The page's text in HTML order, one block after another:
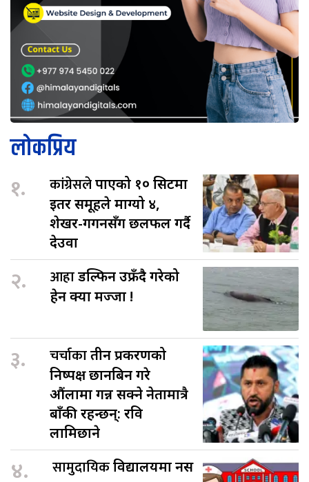
लोकप्रिय
१. कांग्रेसलेपाएको १० सिटमा
इतर समूहले माग्यो ४,
शेखर-गगनसँग छलफल गर्दै
देउवा
२. आहाडल्फिन उफ्रँदै गरेको
हेर्न क्या मज्जा !
३. चर्चाकातीन प्रकरणको
निष्पक्ष छानबिन गरे
औंलामा गन्न सक्ने नेतामात्रै
बाँकी रहन्छन्: रवि
लामिछाने
४. सामुदायिकविद्यालयमा नर्स